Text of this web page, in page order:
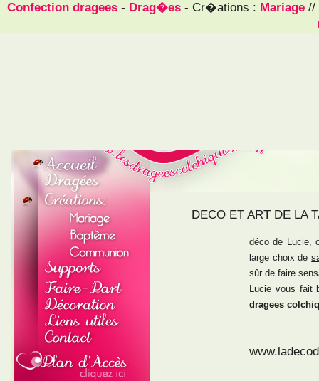
Confection dragees - Drag�es - Cr�ations : Mariage //
DECO ET ART DE LA
déco de Lucie,
large choix de
sûr de faire
Lucie vous fait
dragees